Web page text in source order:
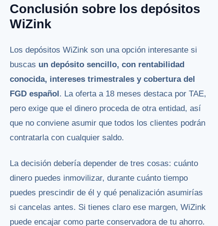
Conclusión sobre los depósitos
WiZink
Los depósitos WiZink son una opción interesante si
buscas un depósito sencillo, con rentabilidad
conocida, intereses trimestrales y cobertura del
FGD español. La oferta a 18 meses destaca por TAE,
pero exige que el dinero proceda de otra entidad, así
que no conviene asumir que todos los clientes podrán
contratarla con cualquier saldo.
La decisión debería depender de tres cosas: cuánto
dinero puedes inmovilizar, durante cuánto tiempo
puedes prescindir de él y qué penalización asumirías
si cancelas antes. Si tienes claro ese margen, WiZink
puede encajar como parte conservadora de tu ahorro.